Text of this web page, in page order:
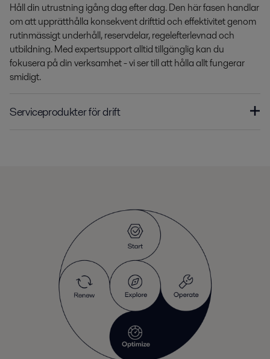
Håll din utrustning igång dag efter dag. Den här fasen handlar
om att upprätthålla konsekvent drifttid och effektivitet genom
rutinmässigt underhåll, reservdelar, regelefterlevnad och
utbildning. Med expertsupport alltid tillgänglig kan du
fokusera på din verksamhet - vi ser till att hålla allt fungerar
smidigt.
Serviceprodukter för drift